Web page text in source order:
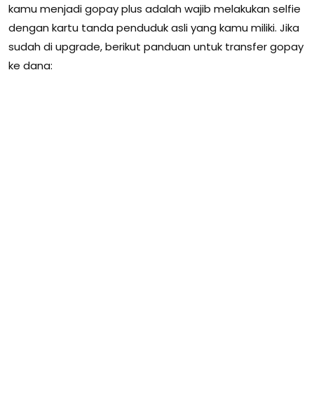
kamu menjadi gopay plus adalah wajib melakukan selfie
dengan kartu tanda penduduk asli yang kamu miliki. Jika
sudah di upgrade, berikut panduan untuk transfer gopay
ke dana: